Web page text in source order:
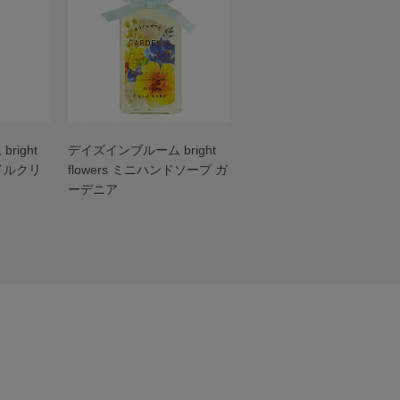
bright
クリ
デイズインブルーム bright
flowers ミニハンドソープ ガ
ーデニア